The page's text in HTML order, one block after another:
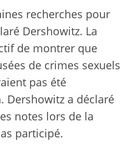
recherches pour
Dershowitz. La
de montrer que
de crimes sexuels
pas été
Dershowitz a déclaré
notes lors de la
participé.